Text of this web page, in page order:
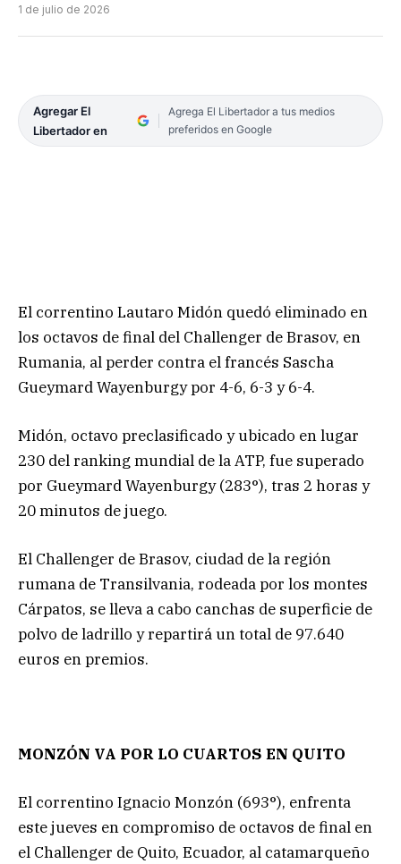
1 de julio de 2026
Agregar El
Libertador en
Agrega El Libertador a tus medios
preferidos en Google
El correntino Lautaro Midón quedó eliminado en
los octavos de final del Challenger de Brasov, en
Rumania, al perder contra el francés Sascha
Gueymard Wayenburgy por 4-6, 6-3 y 6-4.
Midón, octavo preclasificado y ubicado en lugar
230 del ranking mundial de la ATP, fue superado
por Gueymard Wayenburgy (283°), tras 2 horas y
20 minutos de juego.
El Challenger de Brasov, ciudad de la región
rumana de Transilvania, rodeada por los montes
Cárpatos, se lleva a cabo canchas de superficie de
polvo de ladrillo y repartirá un total de 97.640
euros en premios.
MONZÓN VA POR LO CUARTOS EN QUITO
El correntino Ignacio Monzón (693°), enfrenta
este jueves en compromiso de octavos de final en
el Challenger de Quito, Ecuador, al catamarqueño